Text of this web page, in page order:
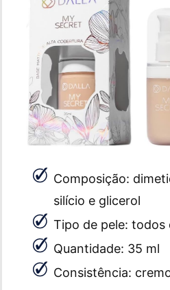
Composição:
silício e glicerol
Tipo de pele: todos
Quantidade: 35 ml
Consistência: